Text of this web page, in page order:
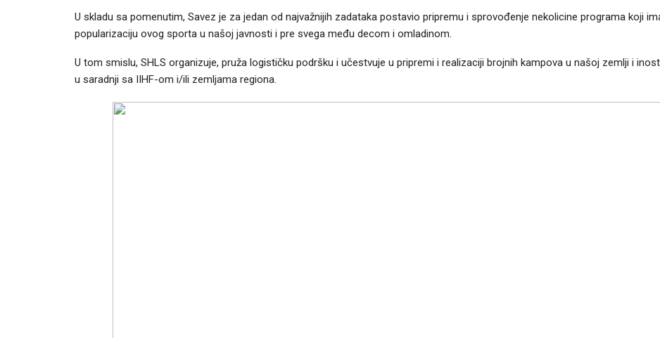
U skladu sa pomenutim, Savez je za jedan od najvažnijih zadataka postavio pripremu i sprovođenje nekolicine programa koji
popularizaciju ovog sporta u našoj javnosti i pre svega među decom i omladinom.
U tom smislu, SHLS organizuje, pruža logističku podršku i učestvuje u pripremi i realizaciji brojnih kampova u našoj zemlji i
u saradnji sa IIHF-om i/ili zemljama regiona.